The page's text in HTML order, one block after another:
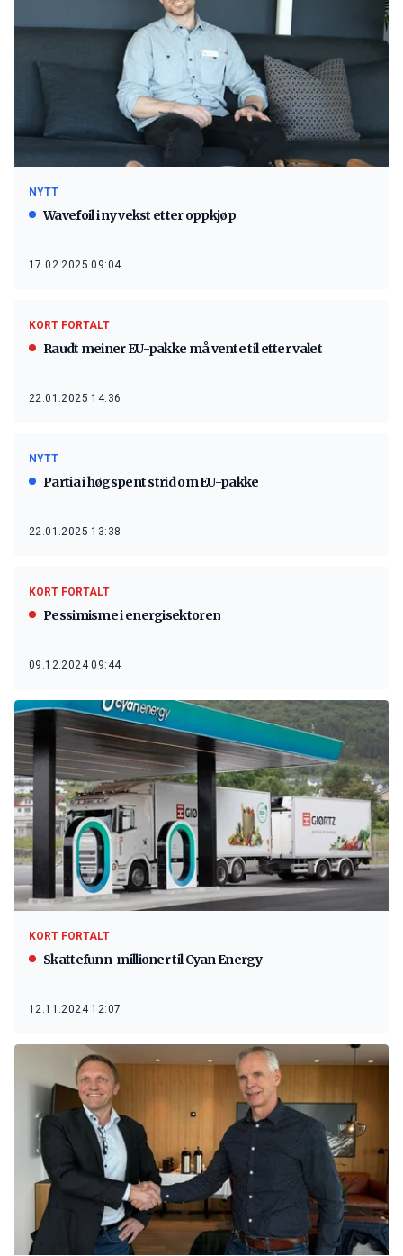
NYTT
Wavefoil i ny vekst etter oppkjøp
17.02.2025 09:04
KORT FORTALT
Raudt meiner EU-pakke må vente til etter valet
22.01.2025 14:36
NYTT
Partia i høgspent strid om EU-pakke
22.01.2025 13:38
KORT FORTALT
Pessimisme i energisektoren
09.12.2024 09:44
KORT FORTALT
Skattefunn-millioner til Cyan Energy
12.11.2024 12:07